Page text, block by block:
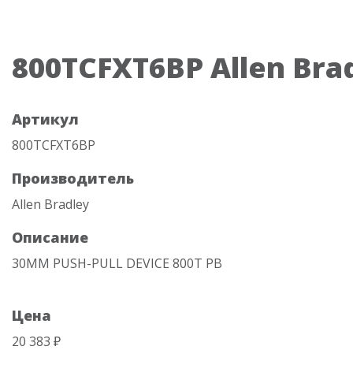
800TCFXT6BP Allen
Артикул
800TCFXT6BP
Производитель
Allen Bradley
Описание
30MM PUSH-PULL DEVICE 800T PB
Цена
20 383 ₽